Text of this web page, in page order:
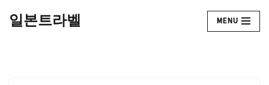
일본트라벨 MENU